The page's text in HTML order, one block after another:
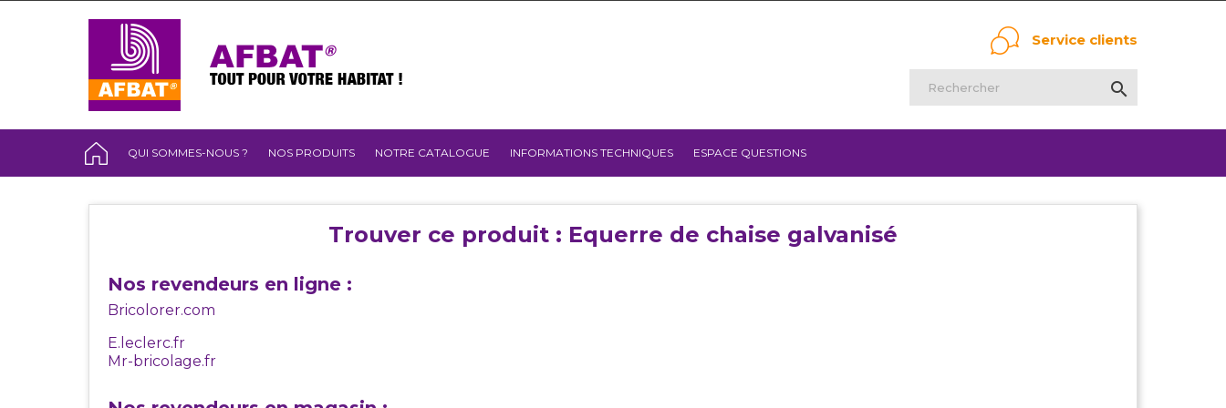
Service clients

QUI SOMMES-NOUS ? NOS PRODUITS NOTRE CATALOGUE INFORMATIONS TECHNIQUES ESPACE QUESTIONS
Trouver ce produit : Equerre de chaise galvanisé
Nos revendeurs en ligne :
Bricolorer.com
E.leclerc.fr
Mr-bricolage.fr